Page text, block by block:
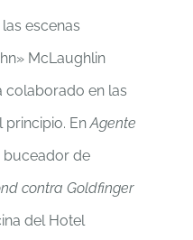
escenas
McLaughlin
colaborado en las
principio. EnAgente
buceador de
contra Goldfinger
del Hotel